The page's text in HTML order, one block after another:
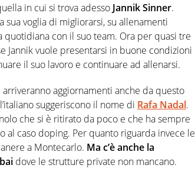
in cui si trova adesso Jannik Sinner.
sua voglia di migliorarsi, su allenamenti
quotidiana con il suo team. Ora per quasi tre
Jannik vuole presentarsi in buone condizioni
il suo lavoro e continuare ad allenarsi.
aggiornamenti anche da questo
suggeriscono il nome di Rafa Nadal.
che si è ritirato da poco e che ha sempre
al caso doping. Per quanto riguarda invece le
a Montecarlo. Ma c’è anche la
dove le strutture private non mancano.